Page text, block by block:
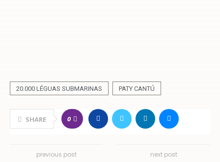
20.000 LÉGUAS SUBMARINAS PATY CANTÚ
SHARE 0
previous post next post